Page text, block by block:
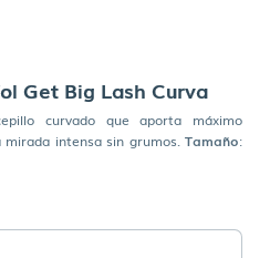
Get Big Lash Curva
curvado que aporta máximo
intensa sin grumos. Tamaño: